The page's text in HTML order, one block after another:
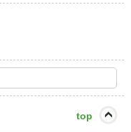
top